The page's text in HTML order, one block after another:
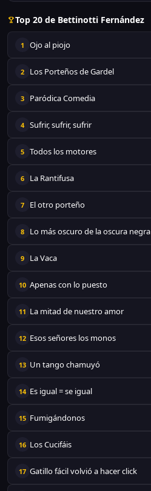
Top 20 de Bettinotti Fernández
1 Ojo al piojo
2 Los Porteños de Gardel
3 Paródica Comedia
4 Sufrir, sufrir, sufrir
5 Todos los motores
6 La Rantifusa
7 El otro porteño
8 Lo más oscuro de la oscura negra
9 La Vaca
10 Apenas con lo puesto
11 La mitad de nuestro amor
12 Esos señores los monos
13 Un tango chamuyó
14 Es igual = se igual
15 Fumigándonos
16 Los Cucifáis
17 Gatillo fácil volvió a hacer click